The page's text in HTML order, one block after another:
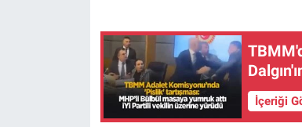
İçeriği
MAGAZİN
ÖZEL HABER